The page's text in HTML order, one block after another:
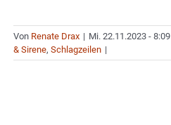
Von Renate Drax | Mi. 22.11.2023 - 8:09
& Sirene, Schlagzeilen |